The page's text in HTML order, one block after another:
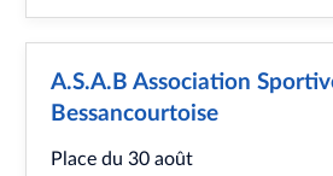
A.S.A.B Association
Bessancourtoise
Place du 30 août